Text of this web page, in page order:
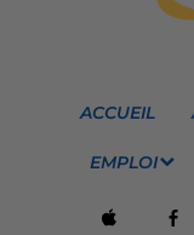
ACCUEIL
EMPLOI